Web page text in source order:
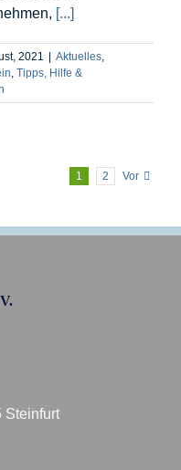
[...]
2021 | Aktuelles
Tipps, Hilfe &
1 2 Vor
Steinfurt